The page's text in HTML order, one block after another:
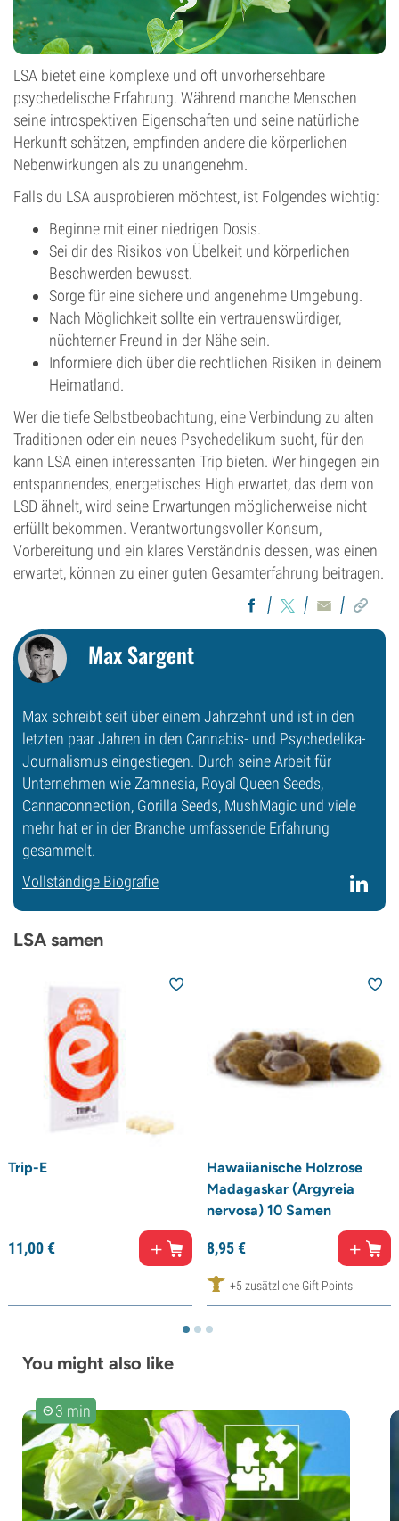
LSA bietet eine komplexe und oft unvorhersehbare
psychedelische Erfahrung. Während manche Menschen
seine introspektiven Eigenschaften und seine natürliche
Herkunft schätzen, empfinden andere die körperlichen
Nebenwirkungen als zu unangenehm.
Falls du LSA ausprobieren möchtest, ist Folgendes wichtig:
Beginne mit einer niedrigen Dosis.
Sei dir des Risikos von Übelkeit und körperlichen
Beschwerden bewusst.
Sorge für eine sichere und angenehme Umgebung.
Nach Möglichkeit sollte ein vertrauenswürdiger,
nüchterner Freund in der Nähe sein.
Informiere dich über die rechtlichen Risiken in deinem
Heimatland.
Wer die tiefe Selbstbeobachtung, eine Verbindung zu alten
Traditionen oder ein neues Psychedelikum sucht, für den
kann LSA einen interessanten Trip bieten. Wer hingegen ein
entspannendes, energetisches High erwartet, das dem von
LSD ähnelt, wird seine Erwartungen möglicherweise nicht
erfüllt bekommen. Verantwortungsvoller Konsum,
Vorbereitung und ein klares Verständnis dessen, was einen
erwartet, können zu einer guten Gesamterfahrung beitragen.
Max Sargent
Max schreibt seit über einem Jahrzehnt und ist in den
letzten paar Jahren in den Cannabis- und Psychedelika-
Journalismus eingestiegen. Durch seine Arbeit für
Unternehmen wie Zamnesia, Royal Queen Seeds,
Cannaconnection, Gorilla Seeds, MushMagic und viele
mehr hat er in der Branche umfassende Erfahrung
gesammelt.
Vollständige Biografie
LSA samen
Trip-E
11,00€
Hawaiianische Holzrose
Madagaskar (Argyreia
nervosa) 10 Samen
8,95€
+5 zusätzliche Gift Points
You might also like
3 min